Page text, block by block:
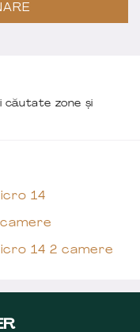
căutate zone și
14
14 2 camere